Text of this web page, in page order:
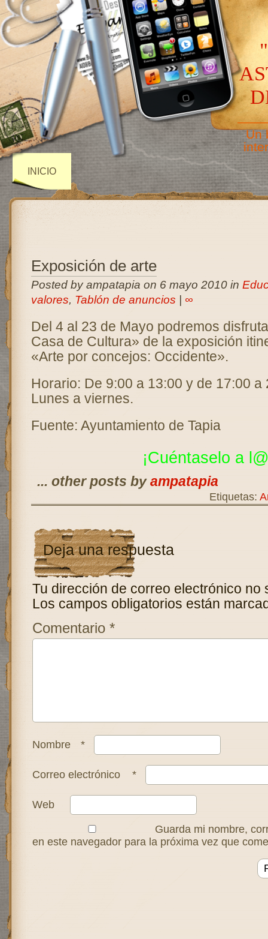
Un
INICIO
Exposición de arte
Posted by ampatapia on 6 mayo 2010 in
valores, Tablón de anuncios ∞
Del 4 al 23 de Mayo podremos
Casa de Cultura» de la exposición
«Arte por concejos: Occidente».
Horario: De 9:00 a 13:00 y de 17:00 a
Lunes a viernes.
Fuente: Ayuntamiento de Tapia
¡Cuéntaselo a
... other posts byampatapia
Etiquetas:
Deja una respuesta
Tu dirección de correo electrónico no
Los campos obligatorios están
Comentario *
Nombre *
Correo electrónico *
Web
Guarda mi nombre,
en este navegador para la próxima vez que